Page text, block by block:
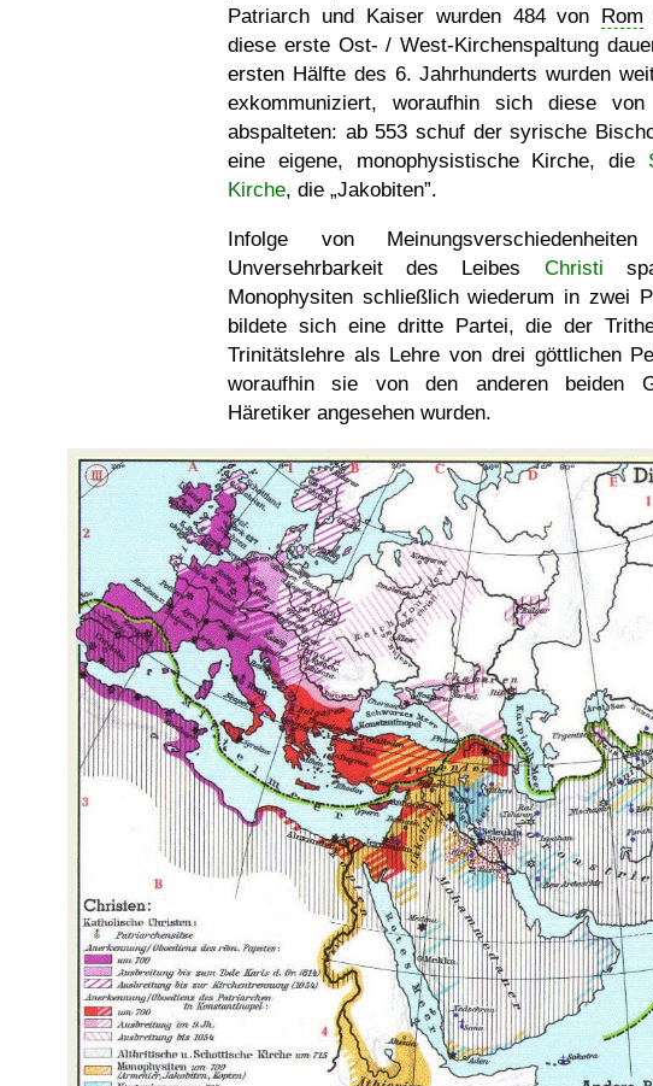
Patriarch und Kaiser wurden 484 von Rom
diese erste Ost- / West-Kirchenspaltung
ersten Hälfte des 6. Jahrhunderts wurden
exkommuniziert, woraufhin sich diese
abspalteten: ab 553 schuf der syrische
eine eigene, monophysistische Kirche, die
Kirche, die Jakobiten .
Infolge von
Unversehrbarkeit des Leibes Christi
Monophysiten schließlich wiederum in zwei
bildete sich eine dritte Partei, die der
Trinitätslehre als Lehre von drei göttlichen
woraufhin sie von den anderen beiden
Häretiker angesehen wurden.